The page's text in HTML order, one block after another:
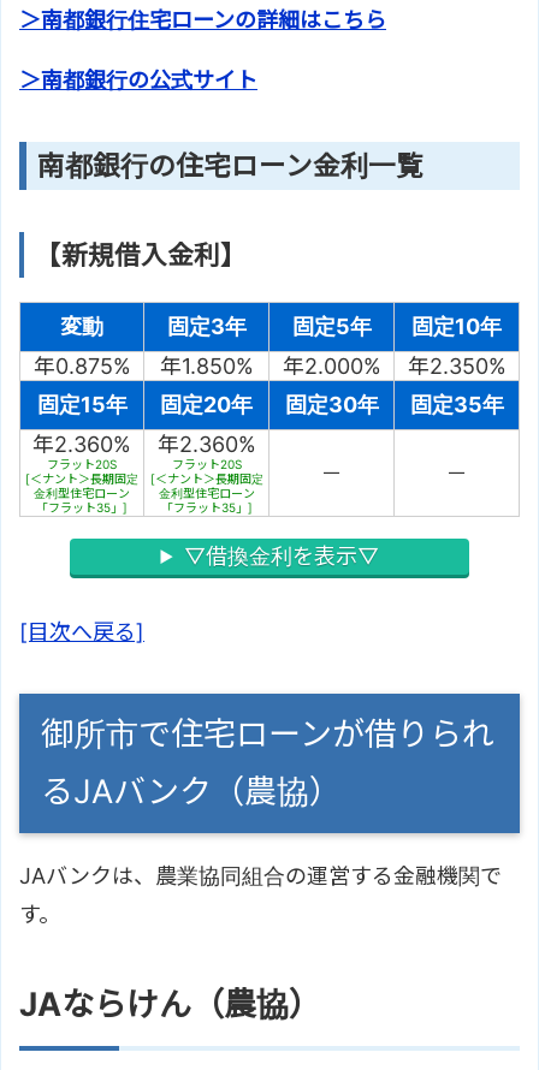
＞南都銀行住宅ローンの詳細はこちら
＞南都銀行の公式サイト
南都銀行の住宅ローン金利一覧
【新規借入金利】
変動 固定3年 固定5年
固定10年
年0.875%
年1.850% 年2.000%
年2.350%
固定15年
固定20年 固定30年
固定35年
年2.360%
フラット20S
[＜ナント＞長期固定
金利型住宅ローン
「フラット35」]
年2.360%
フラット20S
[＜ナント＞長期固定
金利型住宅ローン
「フラット35」]
－ －
▽借換金利を表示▽
[目次へ戻る]
御所市で住宅ローンが借りられ
るJAバンク（農協）
JAバンクは、農業協同組合の運営する金融機関で
す。
JAならけん（農協）